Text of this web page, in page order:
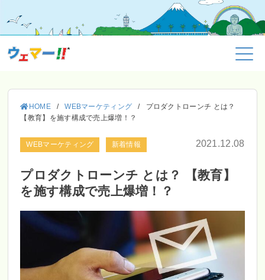
HOME / WEBマーケティング /
プロダクトローンチ とは？
【教育】を施す構成で売上爆増！？
WEBマーケティング 新着情報 2021.12.08
プロダクトローンチ とは？ 【教育】
を施す構成で売上爆増！？